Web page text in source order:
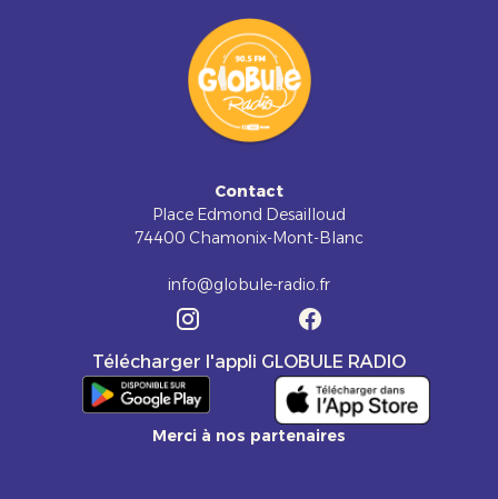
Contact
Place Edmond Desailloud
74400 Chamonix-Mont-Blanc
info@globule-radio.fr
Télécharger l'appli GLOBULE RADIO
Merci à nos partenaires